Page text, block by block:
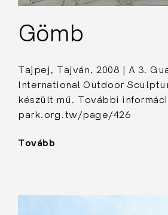
Gömb
Tajpej, Tajván, 2008 | A 3.
International Outdoor
készült mű. További
park.org.tw/page/426
Tovább